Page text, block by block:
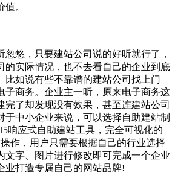
。
悠，只要建站公司说的好听就行了，
的实际情况，也不去看自己的企业到底
比如说有些不靠谱的建站公司找上门
子商务。企业主一听，原来电子商务这
完了却发现没有效果，甚至连建站公司
于中小企业来说，可以选择自助建站制
响应式自助建站工具，完全可视化的
作，用户只需要根据自己的行业选择
文字、图片进行修改即可完成一个企业
业打造专属自己的网站品牌!